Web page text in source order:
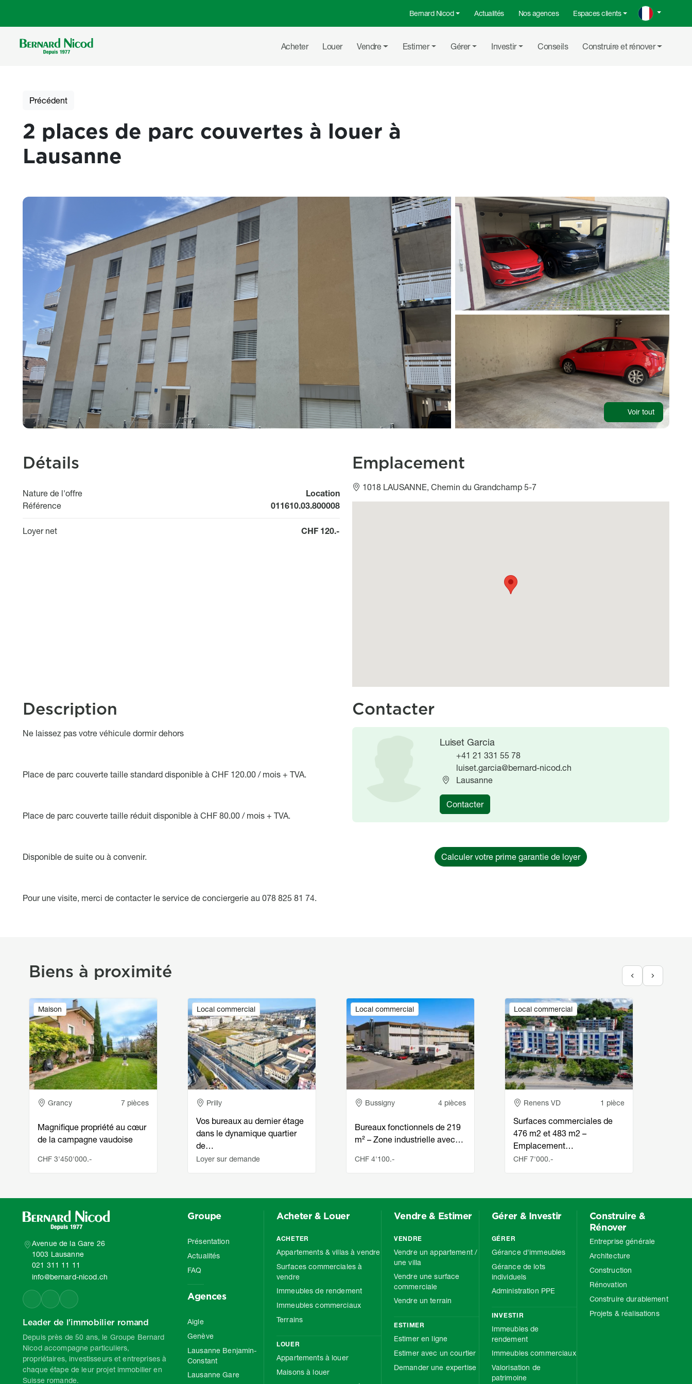
Menu top
Bernard Nicod Actualités Nos agences Espaces clients
Navigation principale
Acheter Louer Vendre Estimer Gérer Investir Conseils Construire et rénover
Précédent
2 places de parc couvertes à louer à
Lausanne
Photos
Voir tout
Détails
Nature de l'offre
Location
Référence
011610.03.800008
Loyer net CHF 120.-
Emplacement
1018 LAUSANNE, Chemin du Grandchamp 5-7
Description
Object description
Ne laissez pas votre véhicule dormir dehors
Place de parc couverte taille standard disponible à CHF 120.00 / mois + TVA.
Place de parc couverte taille réduit disponible à CHF 80.00 / mois + TVA.
Disponible de suite ou à convenir.
Pour une visite, merci de contacter le service de conciergerie au 078 825 81 74.
Contacter
Luiset Garcia
+41 21 331 55 78
luiset.garcia@bernard-nicod.ch
Lausanne
Contacter
Calculer votre prime garantie de loyer
Biens à proximité
Maison
Image
Adresse
Grancy 7 pièces
Magnifique propriété au cœur
de la campagne vaudoise
CHF 3'450'000.-
Local commercial
Image
Adresse
Prilly
Vos bureaux au dernier étage
dans le dynamique quartier
de…
Loyer sur demande
Local commercial
Image
Adresse
Bussigny 4 pièces
Bureaux fonctionnels de 219
m² – Zone industrielle avec…
CHF 4'100.-
Local commercial
Image
Adresse
Renens VD 1 pièce
Surfaces commerciales de
476 m2 et 483 m2 –
Emplacement…
CHF 7'000.-
Avenue de la Gare 26
1003 Lausanne
021 311 11 11
info@bernard-nicod.ch
Leader de l'immobilier romand
Depuis près de 50 ans, le Groupe Bernard
Nicod accompagne particuliers,
propriétaires, investisseurs et entreprises à
chaque étape de leur projet immobilier en
Suisse romande.
Groupe
Présentation
Actualités
FAQ
Agences
Aigle
Genève
Lausanne Benjamin-
Constant
Lausanne Gare
Acheter & Louer
ACHETER
Appartements & villas à vendre
Surfaces commerciales à
vendre
Immeubles de rendement
Immeubles commerciaux
Terrains
LOUER
Appartements à louer
Maisons à louer
Vendre & Estimer
VENDRE
Vendre un appartement /
une villa
Vendre une surface
commerciale
Vendre un terrain
ESTIMER
Estimer en ligne
Estimer avec un courtier
Demander une expertise
Gérer & Investir
GÉRER
Gérance d'immeubles
Gérance de lots
individuels
Administration PPE
INVESTIR
Immeubles de
rendement
Immeubles commerciaux
Valorisation de
patrimoine
Construire &
Rénover
Entreprise générale
Architecture
Construction
Rénovation
Construire durablement
Projets & réalisations